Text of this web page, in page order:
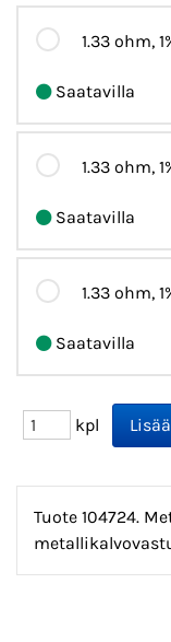
1.33 ohm,
Saatavilla
1.33 ohm,
Saatavilla
1.33 ohm,
Saatavilla
kpl
Tuote 104724.